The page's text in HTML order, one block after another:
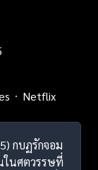
Netflix
กบฏรักจอม
ในศตวรรษที่